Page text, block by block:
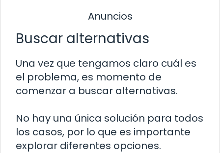
Anuncios
Buscar alternativas
Una vez que tengamos claro cuál es
el problema, es momento de
comenzar a buscar alternativas.
No hay una única solución para todos
los casos, por lo que es importante
explorar diferentes opciones.